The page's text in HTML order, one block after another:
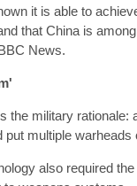
it is able to
that China is
News.
the military rationale:
put multiple warheads
also required